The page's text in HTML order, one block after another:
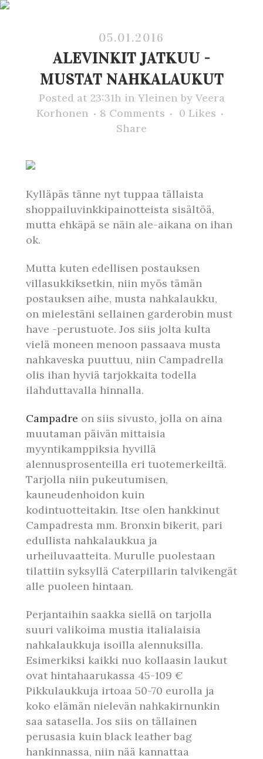
05.01.2016
ALEVINKIT JATKUU -
MUSTAT NAHKALAUKUT
Posted at 23:31h in Yleinen by Veera
Korhonen
8 Comments 0 Likes
Share
Kylläpäs tänne nyt tuppaa tällaista
shoppailuvinkkipainotteista sisältöä,
mutta ehkäpä se näin ale-aikana on ihan
ok.
Mutta kuten edellisen postauksen
villasukkiksetkin, niin myös tämän
postauksen aihe, musta nahkalaukku,
on mielestäni sellainen garderobin must
have -perustuote. Jos siis jolta kulta
vielä moneen menoon passaava musta
nahkaveska puuttuu, niin Campadrella
olis ihan hyviä tarjokkaita todella
ilahduttavalla hinnalla.
Campadre on siis sivusto, jolla on aina
muutaman päivän mittaisia
myyntikamppiksia hyvillä
alennusprosenteilla eri tuotemerkeiltä.
Tarjolla niin pukeutumisen,
kauneudenhoidon kuin
kodintuotteitakin. Itse olen hankkinut
Campadresta mm. Bronxin bikerit, pari
edullista nahkalaukkua ja
urheiluvaatteita. Murulle puolestaan
tilattiin syksyllä Caterpillarin talvikengät
alle puoleen hintaan.
Perjantaihin saakka siellä on tarjolla
suuri valikoima mustia italialaisia
nahkalaukkuja isoilla alennuksilla.
Esimerkiksi kaikki nuo kollaasin laukut
ovat hintahaarukassa 45-109 €
Pikkulaukkuja irtoaa 50-70 eurolla ja
koko elämän nielevän nahkakirnunkin
saa satasella. Jos siis on tällainen
perusasia kuin black leather bag
hankinnassa, niin nää kannattaa